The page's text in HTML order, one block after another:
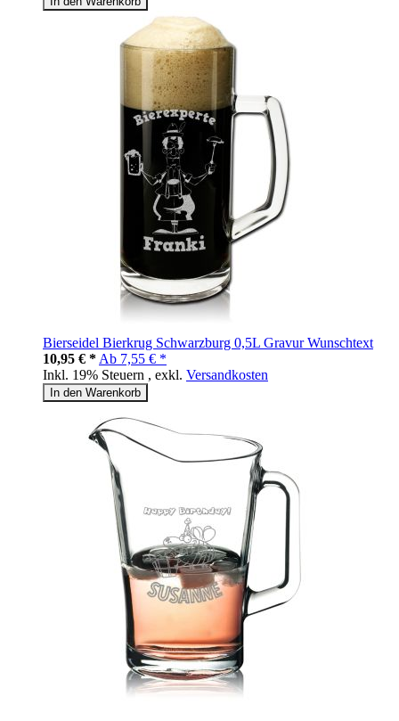
Bierseidel Bierkrug Schwarzburg 0,5L Gravur Wunschtext
10,95 € * Ab 7,55 € *
Inkl. 19% Steuern , exkl. Versandkosten
In den Warenkorb